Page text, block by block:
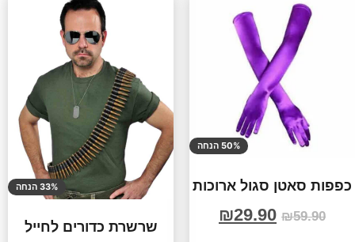
50% הנחה
כפפות סאטן סגול ארוכות
₪59.90
₪29.90
33% הנחה
שרשרת כדורים לחייל